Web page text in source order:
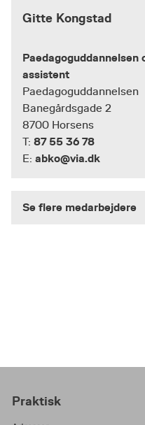
Gitte Kongstad
Paedagoguddannelsen
assistent
Paedagoguddannelsen
Banegårdsgade 2
8700 Horsens
T: 87 55 36 78
E: abko@via.dk
Se flere medarbejdere
Praktisk